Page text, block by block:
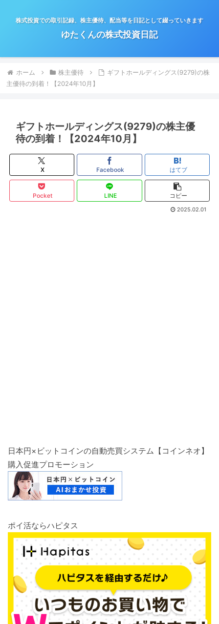
株式投資での取引記録、株主優待、配当等を日記として綴っていきます
ゆたくんの株式投資日記
ホーム 株主優待
ギフトホールディングス(9279)の株
主優待の到着！【2024年10月】
ギフトホールディングス(9279)の株主優
待の到着！【2024年10月】
X Facebook はてブ
Pocket LINE コピー
2025.02.01
日本円×ビットコインの自動売買システム【コインネオ】
購入促進プロモーション
ポイ活ならハピタス